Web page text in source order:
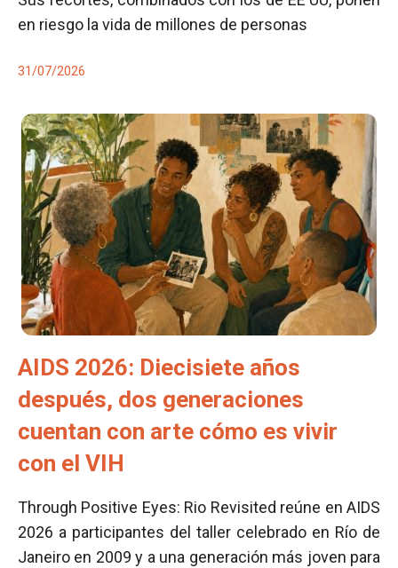
en riesgo la vida de millones de personas
31/07/2026
AIDS 2026: Diecisiete años
después, dos generaciones
cuentan con arte cómo es vivir
con el VIH
Through Positive Eyes: Rio Revisited reúne en AIDS
2026 a participantes del taller celebrado en Río de
Janeiro en 2009 y a una generación más joven para